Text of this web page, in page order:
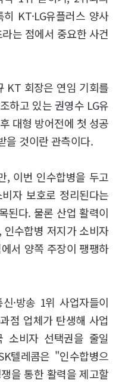
KT·LG유플러스 양사
는 점에서 중요한 사건
KT 회장은 연임 기회를
하고 있는 권영수 LG유
대형 방어전에 첫 성공
을 것이란 관측이다.
, 이번 인수합병을 두고
자 보호로 정리된다는
된다. 물론 산업 활력이
수합병 저지가 소비자
서 양쪽 주장이 팽팽하
·방송 1위 사업자들이
점 업체가 탄생해 사업
소비자 선택권을 줄일
텔레콤은 "인수합병으
을 통한 활력을 제고할